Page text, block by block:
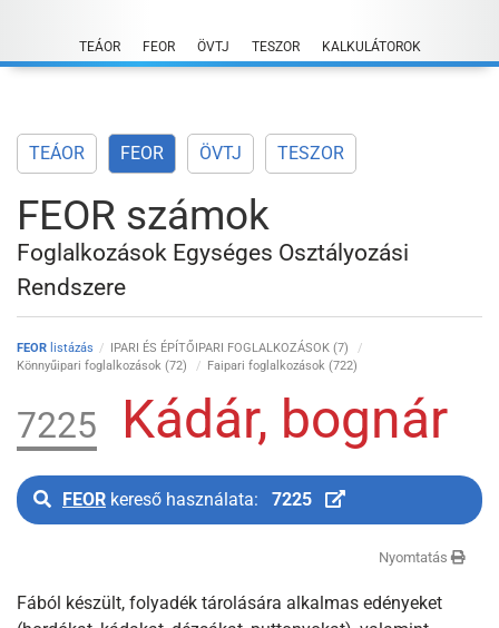
content
TEÁOR FEOR ÖVTJ TESZOR KALKULÁTOROK
TEÁOR FEOR ÖVTJ TESZOR
FEOR számok
Foglalkozások Egységes Osztályozási
Rendszere
FEOR listázás
IPARI ÉS ÉPÍTŐIPARI FOGLALKOZÁSOK (7)
Könnyűipari foglalkozások (72)
Faipari foglalkozások (722)
7225 Kádár, bognár
FEOR kereső használata: 7225
Nyomtatás
Fából készült, folyadék tárolására alkalmas edényeket